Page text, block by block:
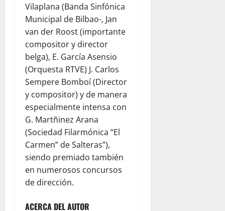
Vilaplana (Banda Sinfónica
Municipal de Bilbao-, Jan
van der Roost (importante
compositor y director
belga), E. García Asensio
(Orquesta RTVE) J. Carlos
Sempere Bomboí (Director
y compositor) y de manera
especialmente intensa con
G. Martñinez Arana
(Sociedad Filarmónica “El
Carmen” de Salteras”),
siendo premiado también
en numerosos concursos
de dirección.
ACERCA DEL AUTOR